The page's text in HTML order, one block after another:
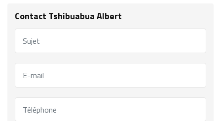
Contact Tshibuabua Albert